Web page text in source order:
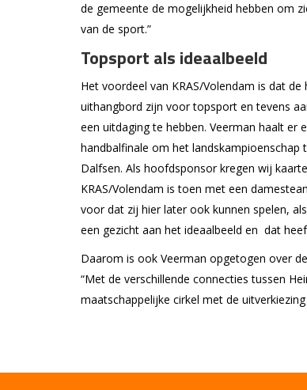
de gemeente de mogelijkheid hebben om
van de sport.”
Topsport als ideaalbeeld
Het voordeel van KRAS/Volendam is dat
uithangbord zijn voor topsport en tevens
een uitdaging te hebben. Veerman haalt er
handbalfinale om het landskampioenschap
Dalfsen. Als hoofdsponsor kregen wij
KRAS/Volendam is toen met een
voor dat zij hier later ook kunnen spelen,
een gezicht aan het ideaalbeeld en dat
Daarom is ook Veerman opgetogen over
“Met de verschillende connecties tussen
maatschappelijke cirkel met de